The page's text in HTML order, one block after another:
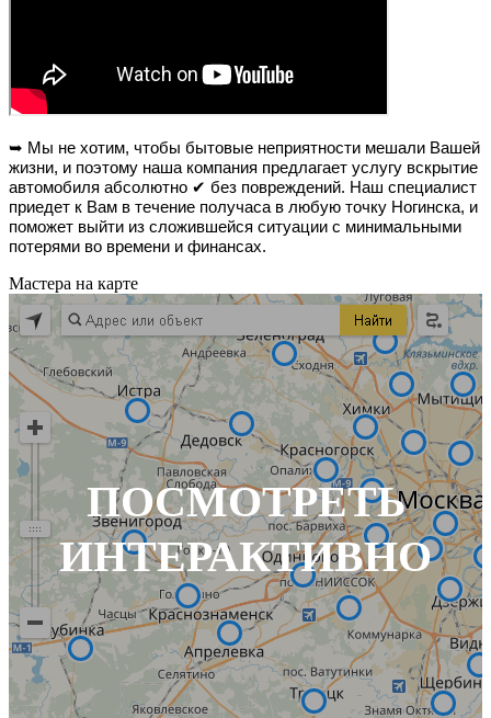
➥ Мы не хотим, чтобы бытовые неприятности мешали Вашей
жизни, и поэтому наша компания предлагает услугу вскрытие
автомобиля абсолютно ✔ без повреждений. Наш специалист
приедет к Вам в течение получаса в любую точку Ногинска, и
поможет выйти из сложившейся ситуации с минимальными
потерями во времени и финансах.
Мастера на карте
ПОСМОТРЕТЬ
ИНТЕРАКТИВНО